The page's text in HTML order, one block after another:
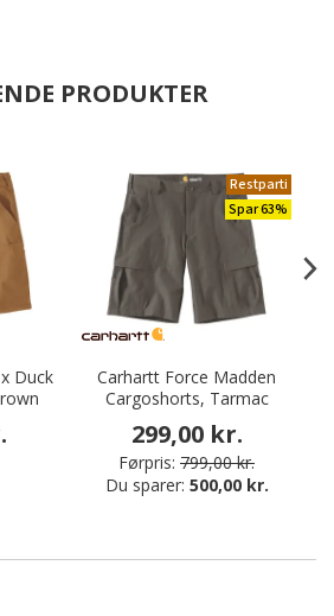
PRODUKTER
Duck
Restparti
Spar 63%
Carhartt Force Madden
Cargoshorts, Tarmac
299,00 kr.
Førpris: 799,00 kr.
Du sparer: 500,00 kr.